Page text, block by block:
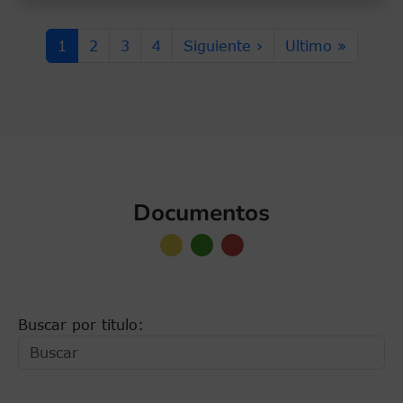
Paginación
Página actual
1 Page
2 Page
3 Page
4 Siguiente página
Siguiente › Última página
Ultimo »
Documentos
Buscar por título: